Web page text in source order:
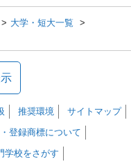
大学・短大一覧
推奨環境
サイトマップ
登録商標について
学校をさがす